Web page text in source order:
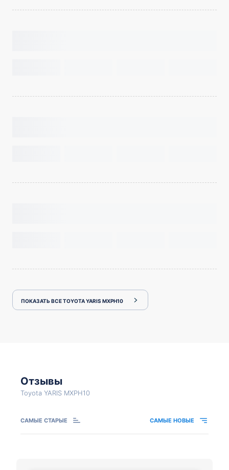
ПОКАЗАТЬ ВСЕ TOYOTA YARIS MXPH10
Отзывы
Toyota YARIS MXPH10
САМЫЕ СТАРЫЕ САМЫЕ НОВЫЕ